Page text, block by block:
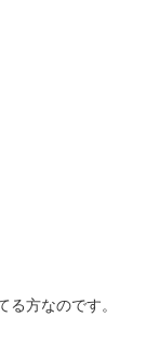
方なのです。